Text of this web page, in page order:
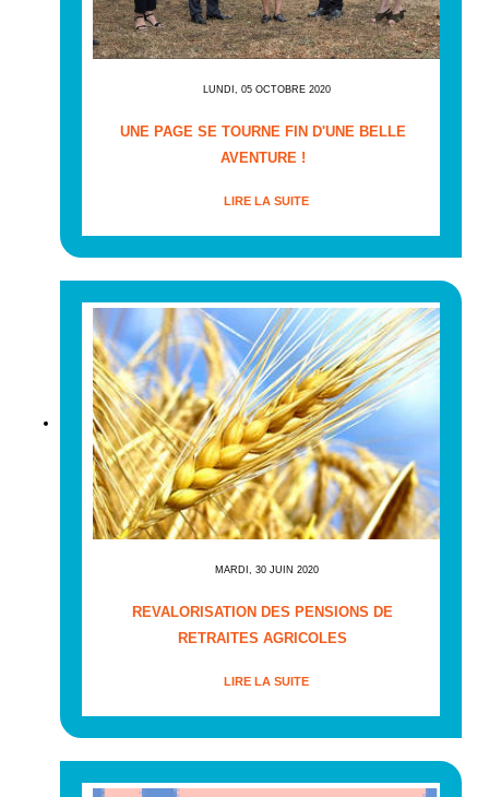
LUNDI, 05 OCTOBRE 2020
UNE PAGE SE TOURNE FIN D'UNE BELLE
AVENTURE !
LIRE LA SUITE
MARDI, 30 JUIN 2020
REVALORISATION DES PENSIONS DE
RETRAITES AGRICOLES
LIRE LA SUITE